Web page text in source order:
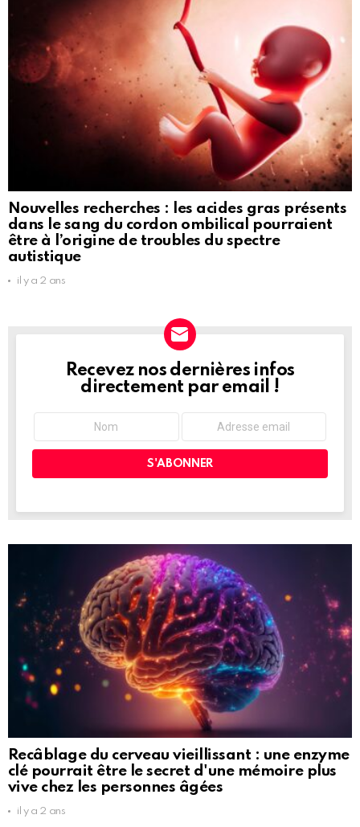
Nouvelles recherches : les acides gras présents
dans le sang du cordon ombilical pourraient
être à l’origine de troubles du spectre
autistique
il y a 2 ans
NEWSLETTER
Recevez nos dernières infos
directement par email !
Recâblage du cerveau vieillissant : une enzyme
clé pourrait être le secret d'une mémoire plus
vive chez les personnes âgées
il y a 2 ans